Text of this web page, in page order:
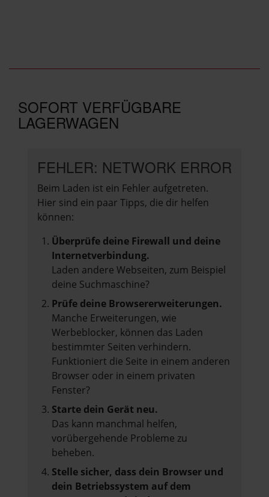
SOFORT VERFÜGBARE
LAGERWAGEN
FEHLER: NETWORK ERROR
Beim Laden ist ein Fehler aufgetreten.
Hier sind ein paar Tipps, die dir helfen
können:
Überprüfe deine Firewall und deine
Internetverbindung.
Laden andere Webseiten, zum Beispiel
deine Suchmaschine?
Prüfe deine Browsererweiterungen.
Manche Erweiterungen, wie
Werbeblocker, können das Laden
bestimmter Seiten verhindern.
Funktioniert die Seite in einem anderen
Browser oder in einem privaten
Fenster?
Starte dein Gerät neu.
Das kann manchmal helfen,
vorübergehende Probleme zu
beheben.
Stelle sicher, dass dein Browser und
dein Betriebssystem auf dem